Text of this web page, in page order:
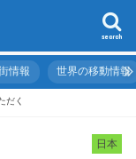
search
情報 世界の移動情報
だく
日本